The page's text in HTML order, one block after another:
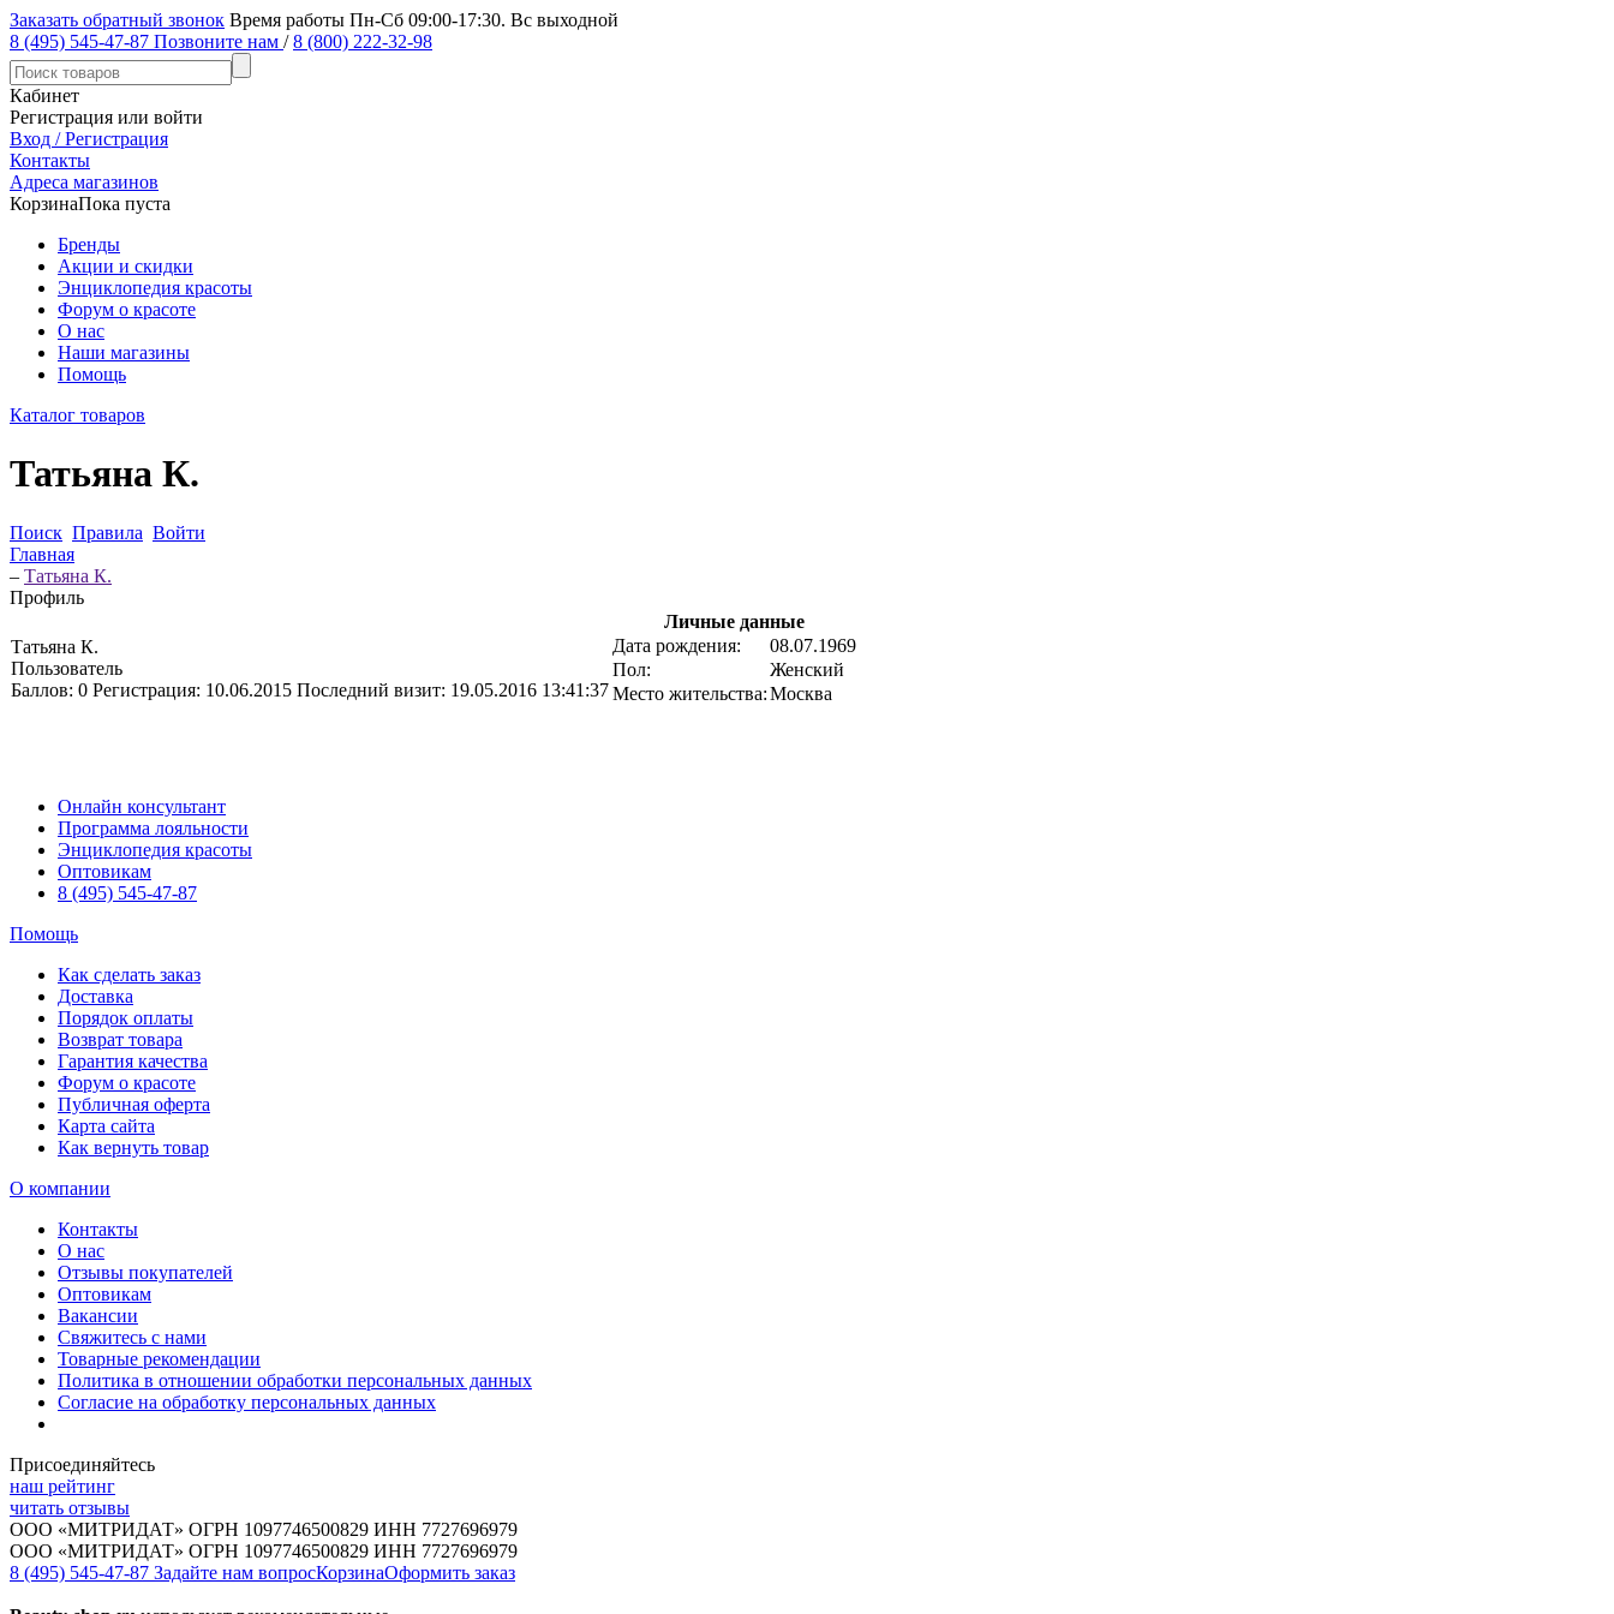
Заказать обратный звонок Время работы Пн-Сб 09:00-17:30. Вс выходной
8 (495) 545-47-87 Позвоните нам / 8 (800) 222-32-98
Кабинет
Регистрация или войти
Вход / Регистрация
Контакты
Адреса магазинов
КорзинаПока пуста
Бренды
Акции и скидки
Энциклопедия красоты
Форум о красоте
О нас
Наши магазины
Помощь
Каталог товаров
Татьяна К.
Поиск Правила Войти
Главная
– Татьяна К.
Профиль
Татьяна К.
Пользователь
Баллов: 0 Регистрация: 10.06.2015 Последний визит: 19.05.2016 13:41:37
Личные данные
Дата рождения:
08.07.1969
Пол:
Женский
Место жительства:Москва
Онлайн консультант
Программа лояльности
Энциклопедия красоты
Оптовикам
8 (495) 545-47-87
Помощь
Как сделать заказ
Доставка
Порядок оплаты
Возврат товара
Гарантия качества
Форум о красоте
Публичная оферта
Карта сайта
Как вернуть товар
О компании
Контакты
О нас
Отзывы покупателей
Оптовикам
Вакансии
Свяжитесь с нами
Товарные рекомендации
Политика в отношении обработки персональных данных
Согласие на обработку персональных данных
Присоединяйтесь
наш рейтинг
читать отзывы
ООО «МИТРИДАТ» ОГРН 1097746500829 ИНН 7727696979
ООО «МИТРИДАТ» ОГРН 1097746500829 ИНН 7727696979
8 (495) 545-47-87 Задайте нам вопросКорзинаОформить заказ